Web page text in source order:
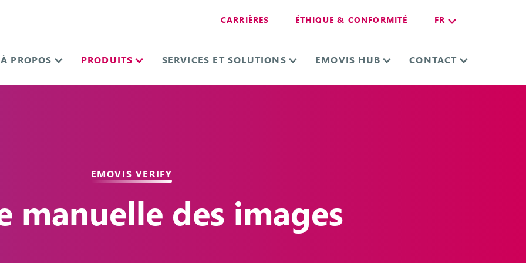
CARRIÈRES ÉTHIQUE & CONFORMITÉ FR
À PROPOS PRODUITS SERVICES ET SOLUTIONS EMOVIS HUB CONTACT
EMOVIS VERIFY
manuelle des images